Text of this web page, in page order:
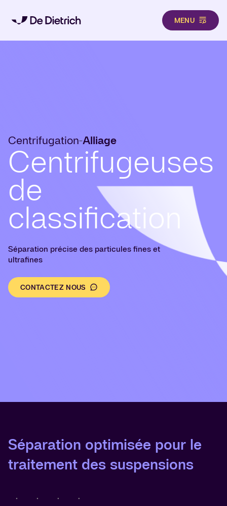
MENU
Centrifugation-Alliage
Centrifugeuses
de
classification
Séparation précise des particules fines et
ultrafines
CONTACTEZ NOUS
Séparation optimisée pour le
traitement des suspensions